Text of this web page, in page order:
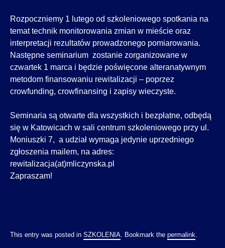
Rozpoczniemy 1 lutego od szkoleniowego spotkania na
temat technik monitorowania zmian w mieście oraz
interpretacji rezultatów prowadzonego pomiarowania.
Następne seminarium zostanie zorganizowane w
czwartek 1 marca i będzie poświęcone alteranatywnym
metodom finansowaniu rewitalizacji – poprzez
crowfunding, crowfinansing i zapisy wieczyste.
Seminaria są otwarte dla wszystkich i bezpłatne, odbędą
się w Katowicach w sali centrum szkoleniowego przy ul.
Moniuszki 7, a udział wymaga jedynie uprzedniego
zgłoszenia mailem, na adres:
rewitalizacja(at)mliczynska.pl
Zapraszam!
This entry was posted in SZKOLENIA . Bookmark the permalink